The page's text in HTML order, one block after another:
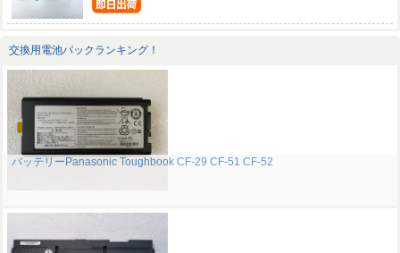
交換用電池パックランキング！
バッテリーPanasonic Toughbook CF-29 CF-51 CF-52